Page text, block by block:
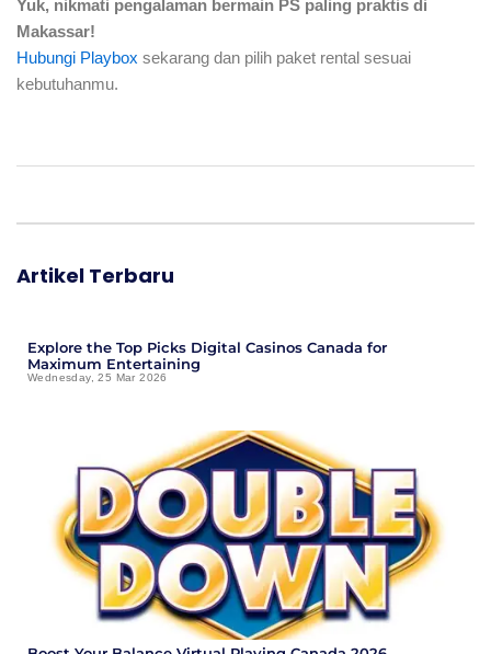
Yuk, nikmati pengalaman bermain PS paling praktis di
Makassar!
Hubungi Playbox sekarang dan pilih paket rental sesuai
kebutuhanmu.
Artikel Terbaru
Explore the Top Picks Digital Casinos Canada for
Maximum Entertaining
Wednesday, 25 Mar 2026